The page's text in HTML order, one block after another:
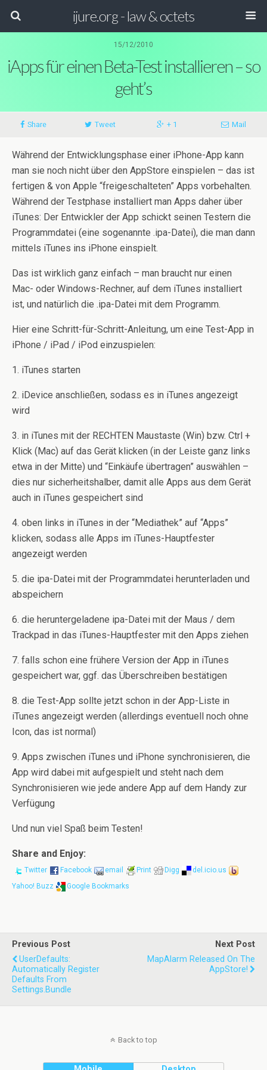
ijure.org - law & octets
15/12/2010
iApps für einen Beta-Test installieren – so
geht’s
Share Tweet + 1 Mail
Während der Entwicklungsphase einer iPhone-App kann
man sie noch nicht über den AppStore einspielen – das ist
fertigen & von Apple “freigeschalteten” Apps vorbehalten.
Während der Testphase installiert man Apps daher über
iTunes: Der Entwickler der App schickt seinen Testern die
Programmdatei (eine sogenannte .ipa-Datei), die man dann
mittels iTunes ins iPhone einspielt.
Das ist wirklich ganz einfach – man braucht nur einen
Mac- oder Windows-Rechner, auf dem iTunes installiert
ist, und natürlich die .ipa-Datei mit dem Programm.
Hier eine Schritt-für-Schritt-Anleitung, um eine Test-App in
iPhone / iPad / iPod einzuspielen:
1. iTunes starten
2. iDevice anschließen, sodass es in iTunes angezeigt
wird
3. in iTunes mit der RECHTEN Maustaste (Win) bzw. Ctrl +
Klick (Mac) auf das Gerät klicken (in der Leiste ganz links
etwa in der Mitte) und “Einkäufe übertragen” auswählen –
dies nur sicherheitshalber, damit alle Apps aus dem Gerät
auch in iTunes gespeichert sind
4. oben links in iTunes in der “Mediathek” auf “Apps”
klicken, sodass alle Apps im iTunes-Hauptfester
angezeigt werden
5. die ipa-Datei mit der Programmdatei herunterladen und
abspeichern
6. die heruntergeladene ipa-Datei mit der Maus / dem
Trackpad in das iTunes-Hauptfester mit den Apps ziehen
7. falls schon eine frühere Version der App in iTunes
gespeichert war, ggf. das Überschreiben bestätigen
8. die Test-App sollte jetzt schon in der App-Liste in
iTunes angezeigt werden (allerdings eventuell noch ohne
Icon, das ist normal)
9. Apps zwischen iTunes und iPhone synchronisieren, die
App wird dabei mit aufgespielt und steht nach dem
Synchronisieren wie jede andere App auf dem Handy zur
Verfügung
Und nun viel Spaß beim Testen!
Share and Enjoy:
Twitter Facebook email Print Digg
del.icio.us
Yahoo! Buzz
Google Bookmarks
Previous Post
UserDefaults:
Automatically Register
Defaults From
Settings.bundle
Next Post
MapAlarm Released On The
AppStore!
Back to top